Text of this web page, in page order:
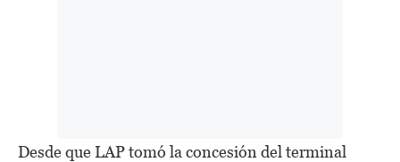
Desde que LAP tomó la concesión del terminal